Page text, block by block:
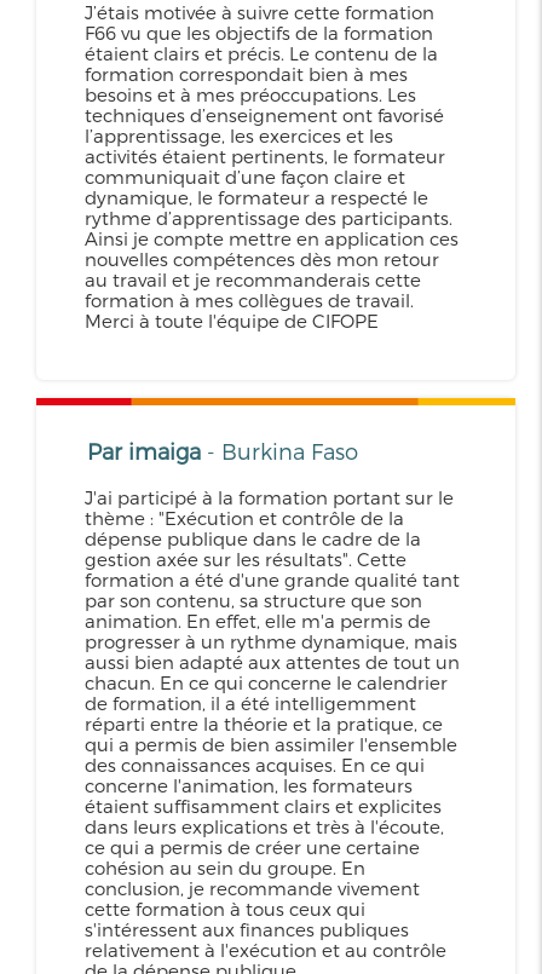
J’étais motivée à suivre cette formation
F66 vu que les objectifs de la formation
étaient clairs et précis. Le contenu de la
formation correspondait bien à mes
besoins et à mes préoccupations. Les
techniques d’enseignement ont favorisé
l’apprentissage, les exercices et les
activités étaient pertinents, le formateur
communiquait d’une façon claire et
dynamique, le formateur a respecté le
rythme d’apprentissage des participants.
Ainsi je compte mettre en application ces
nouvelles compétences dès mon retour
au travail et je recommanderais cette
formation à mes collègues de travail.
Merci à toute l'équipe de CIFOPE
Par imaiga - Burkina Faso
J'ai participé à la formation portant sur le
thème : "Exécution et contrôle de la
dépense publique dans le cadre de la
gestion axée sur les résultats". Cette
formation a été d'une grande qualité tant
par son contenu, sa structure que son
animation. En effet, elle m'a permis de
progresser à un rythme dynamique, mais
aussi bien adapté aux attentes de tout un
chacun. En ce qui concerne le calendrier
de formation, il a été intelligemment
réparti entre la théorie et la pratique, ce
qui a permis de bien assimiler l'ensemble
des connaissances acquises. En ce qui
concerne l'animation, les formateurs
étaient suffisamment clairs et explicites
dans leurs explications et très à l'écoute,
ce qui a permis de créer une certaine
cohésion au sein du groupe. En
conclusion, je recommande vivement
cette formation à tous ceux qui
s'intéressent aux finances publiques
relativement à l'exécution et au contrôle